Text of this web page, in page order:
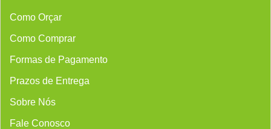
Como Orçar
Como Comprar
Formas de Pagamento
Prazos de Entrega
Sobre Nós
Fale Conosco